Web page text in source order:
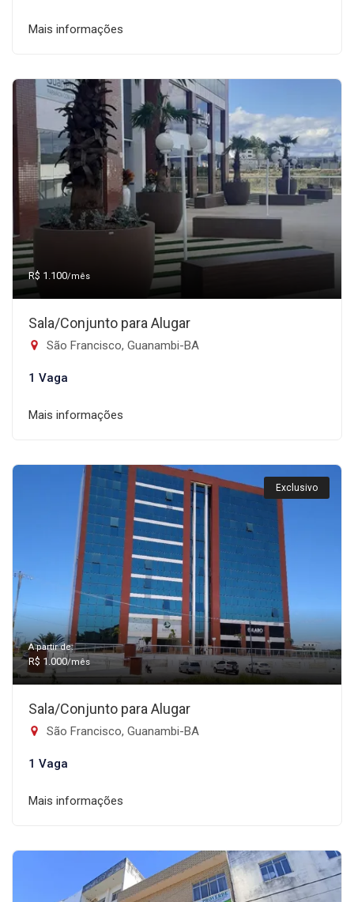
Mais informações
R$ 1.100/mês
Sala/Conjunto para Alugar
São Francisco, Guanambi-BA
1 Vaga
Mais informações
Exclusivo
A partir de:
R$ 1.000/mês
Sala/Conjunto para Alugar
São Francisco, Guanambi-BA
1 Vaga
Mais informações